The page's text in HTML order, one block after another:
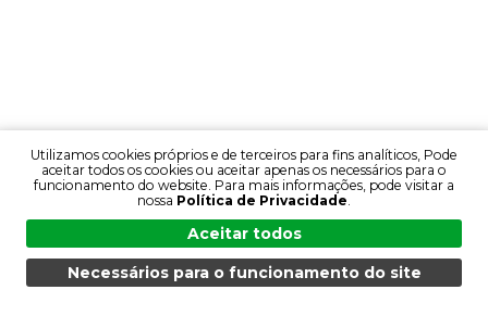
MENU PESQUISA PRODUTOS PT
Utilizamos cookies próprios e de terceiros para fins analíticos, Pode
aceitar todos os cookies ou aceitar apenas os necessários para o
funcionamento do website. Para mais informações, pode visitar a
nossa Política de Privacidade.
Aceitar todos
Necessários para o funcionamento do site